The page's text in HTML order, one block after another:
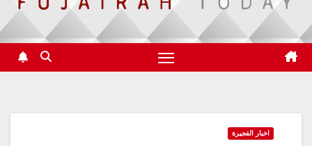
اخبار الفجيرة